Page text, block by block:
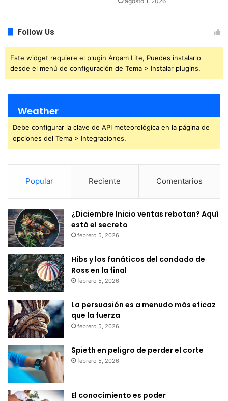
Follow Us
Este widget requiere el plugin Arqam Lite, Puedes instalarlo
desde el menú de configuración de Tema > Instalar plugins.
Weather
Debe configurar la clave de API meteorológica en la página de
opciones del Tema > Integraciones.
Popular Reciente Comentarios
¿Diciembre Inicio ventas rebotan? Aquí
está el secreto
febrero 5, 2026
Hibs y los fanáticos del condado de
Ross en la final
febrero 5, 2026
La persuasión es a menudo más eficaz
que la fuerza
febrero 5, 2026
Spieth en peligro de perder el corte
febrero 5, 2026
El conocimiento es poder